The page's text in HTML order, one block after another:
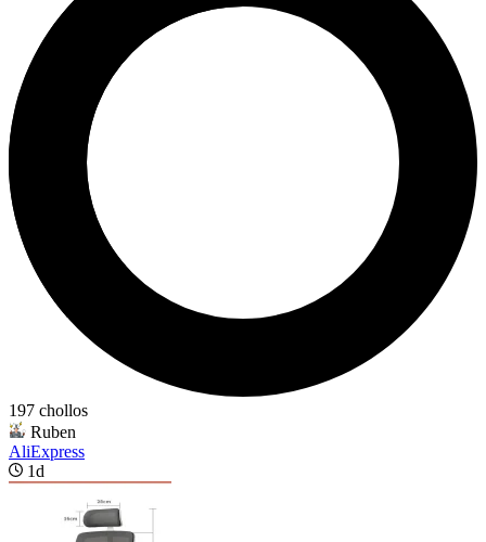
197 chollos
Ruben
AliExpress
1d